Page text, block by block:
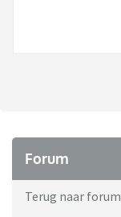
Forum
Terug naar forum